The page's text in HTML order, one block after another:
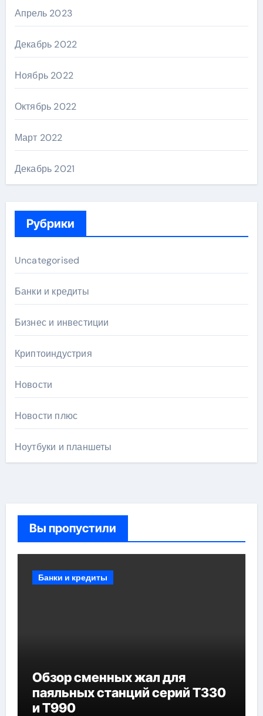
Апрель 2023
Декабрь 2022
Ноябрь 2022
Октябрь 2022
Март 2022
Декабрь 2021
Рубрики
Uncategorised
Банки и кредиты
Бизнес и инвестиции
Криптоиндустрия
Новости
Новости плюс
Ноутбуки и планшеты
Вы пропустили
Банки и кредиты
Обзор сменных жал для
паяльных станций серий T330
и T990